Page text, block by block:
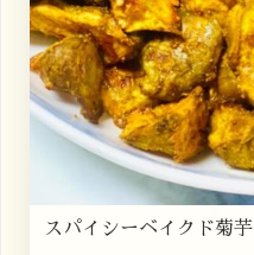
スパイシーベイクド菊芋